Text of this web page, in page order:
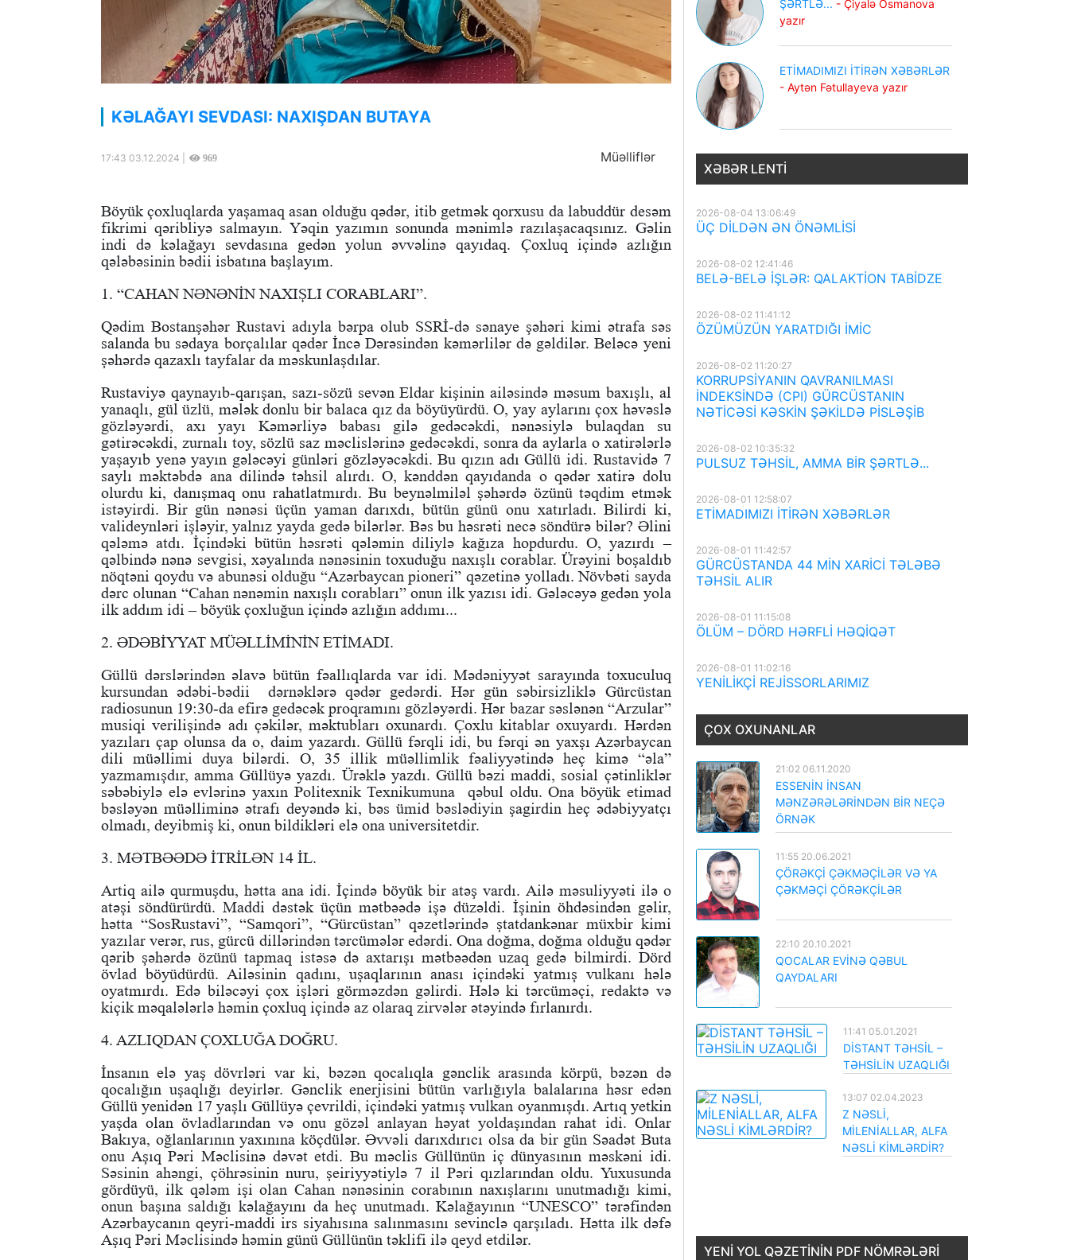
KƏLAĞAYI SEVDASI: NAXIŞDAN BUTAYA
17:43 03.12.2024 | 969 Müəlliflər
Böyük çoxluqlarda yaşamaq asan olduğu qədər, itib getmək qorxusu da labuddür desəm
fikrimi qəribliyə salmayın. Yəqin yazımın sonunda mənimlə razılaşacaqsınız. Gəlin
indi də kəlağayı sevdasına gedən yolun əvvəlinə qayıdaq. Çoxluq içində azlığın
qələbəsinin bədii isbatına başlayım.
1. “CAHAN NƏNƏNİN NAXIŞLI CORABLARI”.
Qədim Bostanşəhər Rustavi adıyla bərpa olub SSRİ-də sənaye şəhəri kimi ətrafa səs
salanda bu sədaya borçalılar qədər İncə Dərəsindən kəmərlilər də gəldilər. Beləcə yeni
şəhərdə qazaxlı tayfalar da məskunlaşdılar.
Rustaviyə qaynayıb-qarışan, sazı-sözü sevən Eldar kişinin ailəsində məsum baxışlı, al
yanaqlı, gül üzlü, mələk donlu bir balaca qız da böyüyürdü. O, yay aylarını çox həvəslə
gözləyərdi, axı yayı Kəmərliyə babası gilə gedəcəkdi, nənəsiylə bulaqdan su
gətirəcəkdi, zurnalı toy, sözlü saz məclislərinə gedəcəkdi, sonra da aylarla o xatirələrlə
yaşayıb yenə yayın gələcəyi günləri gözləyəcəkdi. Bu qızın adı Güllü idi. Rustavidə 7
saylı məktəbdə ana dilində təhsil alırdı. O, kənddən qayıdanda o qədər xatirə dolu
olurdu ki, danışmaq onu rahatlatmırdı. Bu beynəlmiləl şəhərdə özünü təqdim etmək
istəyirdi. Bir gün nənəsi üçün yaman darıxdı, bütün günü onu xatırladı. Bilirdi ki,
valideynləri işləyir, yalnız yayda gedə bilərlər. Bəs bu həsrəti necə söndürə bilər? Əlini
qələmə atdı. İçindəki bütün həsrəti qələmin diliylə kağıza hopdurdu. O, yazırdı –
qəlbində nənə sevgisi, xəyalında nənəsinin toxuduğu naxışlı corablar. Ürəyini boşaldıb
nöqtəni qoydu və abunəsi olduğu “Azərbaycan pioneri” qəzetinə yolladı. Növbəti sayda
dərc olunan “Cahan nənəmin naxışlı corabları” onun ilk yazısı idi. Gələcəyə gedən yola
ilk addım idi – böyük çoxluğun içində azlığın addımı...
2. ƏDƏBİYYAT MÜƏLLİMİNİN ETİMADI.
Güllü dərslərindən əlavə bütün fəallıqlarda var idi. Mədəniyyət sarayında toxuculuq
kursundan ədəbi-bədii dərnəklərə qədər gedərdi. Hər gün səbirsizliklə Gürcüstan
radiosunun 19:30-da efirə gedəcək proqramını gözləyərdi. Hər bazar səslənən “Arzular”
musiqi verilişində adı çəkilər, məktubları oxunardı. Çoxlu kitablar oxuyardı. Hərdən
yazıları çap olunsa da o, daim yazardı. Güllü fərqli idi, bu fərqi ən yaxşı Azərbaycan
dili müəllimi duya bilərdi. O, 35 illik müəllimlik fəaliyyətində heç kimə “əla”
yazmamışdır, amma Güllüyə yazdı. Ürəklə yazdı. Güllü bəzi maddi, sosial çətinliklər
səbəbiylə elə evlərinə yaxın Politexnik Texnikumuna qəbul oldu. Ona böyük etimad
bəsləyən müəlliminə ətrafı deyəndə ki, bəs ümid bəslədiyin şagirdin heç ədəbiyyatçı
olmadı, deyibmiş ki, onun bildikləri elə ona universitetdir.
3. MƏTBƏƏDƏ İTRİLƏN 14 İL.
Artiq ailə qurmuşdu, hətta ana idi. İçində böyük bir atəş vardı. Ailə məsuliyyəti ilə o
atəşi söndürürdü. Maddi dəstək üçün mətbəədə işə düzəldi. İşinin öhdəsindən gəlir,
hətta “SosRustavi”, “Samqori”, “Gürcüstan” qəzetlərində ştatdankənar müxbir kimi
yazılar verər, rus, gürcü dillərindən tərcümələr edərdi. Ona doğma, doğma olduğu qədər
qərib şəhərdə özünü tapmaq istəsə də axtarışı mətbəədən uzaq gedə bilmirdi. Dörd
övlad böyüdürdü. Ailəsinin qadını, uşaqlarının anası içindəki yatmış vulkanı hələ
oyatmırdı. Edə biləcəyi çox işləri görməzdən gəlirdi. Hələ ki tərcüməçi, redaktə və
kiçik məqalələrlə həmin çoxluq içində az olaraq zirvələr ətəyində fırlanırdı.
4. AZLIQDAN ÇOXLUĞA DOĞRU.
İnsanın elə yaş dövrləri var ki, bəzən qocalıqla gənclik arasında körpü, bəzən də
qocalığın uşaqlığı deyirlər. Gənclik enerjisini bütün varlığıyla balalarına həsr edən
Güllü yenidən 17 yaşlı Güllüyə çevrildi, içindəki yatmış vulkan oyanmışdı. Artıq yetkin
yaşda olan övladlarından və onu gözəl anlayan həyat yoldaşından rahat idi. Onlar
Bakıya, oğlanlarının yaxınına köçdülər. Əvvəli darıxdırıcı olsa da bir gün Səadət Buta
onu Aşıq Pəri Məclisinə dəvət etdi. Bu məclis Güllünün iç dünyasının məskəni idi.
Səsinin ahəngi, çöhrəsinin nuru, şeiriyyətiylə 7 il Pəri qızlarından oldu. Yuxusunda
gördüyü, ilk qələm işi olan Cahan nənəsinin corabının naxışlarını unutmadığı kimi,
onun başına saldığı kəlağayını da heç unutmadı. Kəlağayının “UNESCO” tərəfindən
Azərbaycanın qeyri-maddi irs siyahısına salınmasını sevinclə qarşıladı. Hətta ilk dəfə
Aşıq Pəri Məclisində həmin günü Güllünün təklifi ilə qeyd etdilər.
ŞƏRTLƏ... - Çiyalə Osmanova
yazır
ETİMADIMIZI İTİRƏN XƏBƏRLƏR
- Aytən Fətullayeva yazır
XƏBƏR LENTI
2026-08-04 13:06:49
ÜÇ DİLDƏN ƏN ÖNƏMLİSİ
2026-08-02 12:41:46
BELƏ-BELƏ İŞLƏR: QALAKTİON TABİDZE
2026-08-02 11:41:12
ÖZÜMÜZÜN YARATDIĞI İMİC
2026-08-02 11:20:27
KORRUPSİYANIN QAVRANILMASI
İNDEKSİNDƏ (CPI) GÜRCÜSTANIN
NƏTİCƏSİ KƏSKİN ŞƏKİLDƏ PİSLƏŞİB
2026-08-02 10:35:32
PULSUZ TƏHSİL, AMMA BİR ŞƏRTLƏ...
2026-08-01 12:58:07
ETİMADIMIZI İTİRƏN XƏBƏRLƏR
2026-08-01 11:42:57
GÜRCÜSTANDA 44 MİN XARİCİ TƏLƏBƏ
TƏHSİL ALIR
2026-08-01 11:15:08
ÖLÜM – DÖRD HƏRFLİ HƏQİQƏT
2026-08-01 11:02:16
YENİLİKÇİ REJİSSORLARIMIZ
ÇOX OXUNANLAR
21:02 06.11.2020
ESSENİN İNSAN
MƏNZƏRƏLƏRİNDƏN BİR NEÇƏ
ÖRNƏK
11:55 20.06.2021
ÇÖRƏKÇİ ÇƏKMƏÇİLƏR VƏ YA
ÇƏKMƏÇİ ÇÖRƏKÇİLƏR
22:10 20.10.2021
QOCALAR EVİNƏ QƏBUL
QAYDALARI
11:41 05.01.2021
DİSTANT TƏHSİL –
TƏHSİLİN UZAQLIĞI
13:07 02.04.2023
Z NƏSLİ,
MİLENİALLAR, ALFA
NƏSLİ KİMLƏRDİR?
YENI YOL QƏZETININ PDF NÖMRƏLƏRI